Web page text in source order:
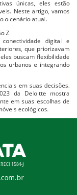
únicas, eles estão
Neste artigo, vamos
o cenário atual.
Z
digital e
que priorizavam
buscam flexibilidade
urbanos e integrando
em suas decisões.
da Deloitte mostra
em suas escolhas de
ecológicos.
1584-J